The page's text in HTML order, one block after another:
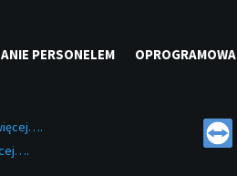
PERSONELEM